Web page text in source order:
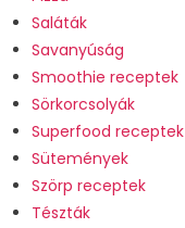
Saláták
Savanyúság
Smoothie receptek
Sörkorcsolyák
Superfood receptek
Sütemények
Szörp receptek
Tészták